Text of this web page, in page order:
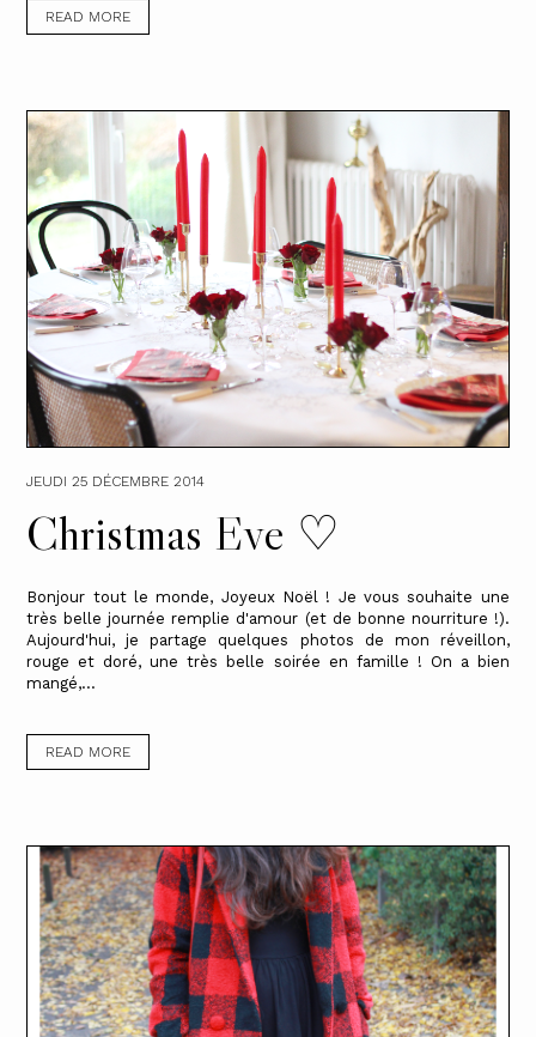
READ MORE
JEUDI 25 DÉCEMBRE 2014
Christmas Eve ♡
Bonjour tout le monde, Joyeux Noël ! Je vous souhaite une
très belle journée remplie d'amour (et de bonne nourriture !).
Aujourd'hui, je partage quelques photos de mon réveillon,
rouge et doré, une très belle soirée en famille ! On a bien
mangé,...
READ MORE